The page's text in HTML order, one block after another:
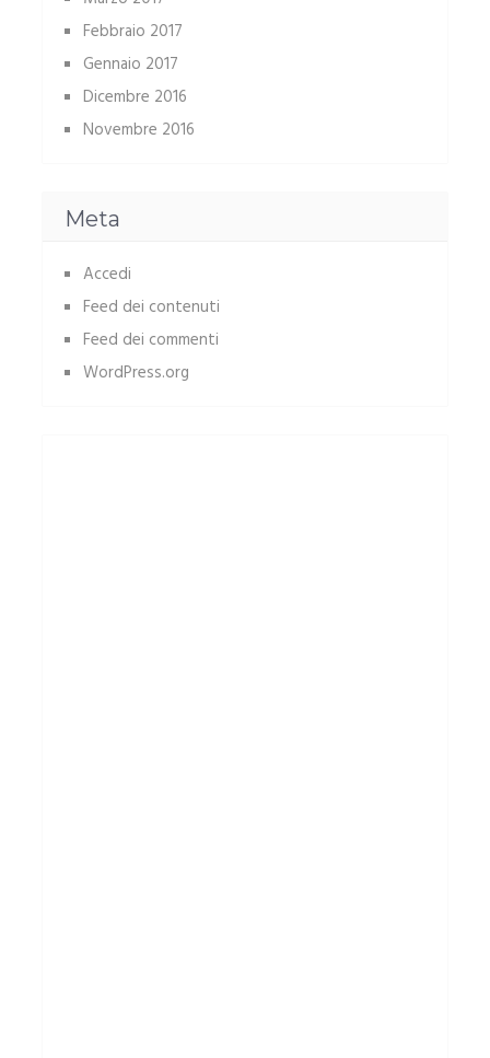
Febbraio 2017
Gennaio 2017
Dicembre 2016
Novembre 2016
Meta
Accedi
Feed dei contenuti
Feed dei commenti
WordPress.org